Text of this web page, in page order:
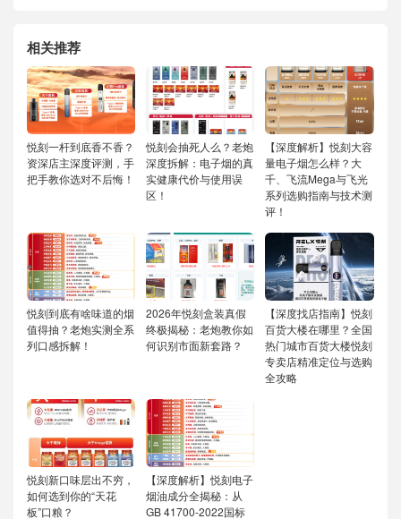
相关推荐
悦刻一杆到底香不香？
资深店主深度评测，手
把手教你选对不后悔！
悦刻会抽死人么？老炮
深度拆解：电子烟的真
实健康代价与使用误
区！
【深度解析】悦刻大容
量电子烟怎么样？大
千、飞流Mega与飞光
系列选购指南与技术测
评！
悦刻到底有啥味道的烟
值得抽？老炮实测全系
列口感拆解！
2026年悦刻盒装真假
终极揭秘：老炮教你如
何识别市面新套路？
【深度找店指南】悦刻
百货大楼在哪里？全国
热门城市百货大楼悦刻
专卖店精准定位与选购
全攻略
悦刻新口味层出不穷，
如何选到你的“天花
板”口粮？
【深度解析】悦刻电子
烟油成分全揭秘：从
GB 41700-2022国标